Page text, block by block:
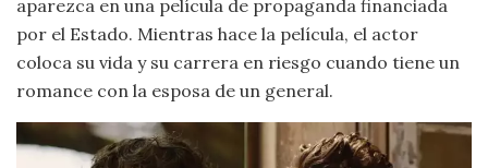
aparezca en una película de propaganda financiada
por el Estado. Mientras hace la película, el actor
coloca su vida y su carrera en riesgo cuando tiene un
romance con la esposa de un general.